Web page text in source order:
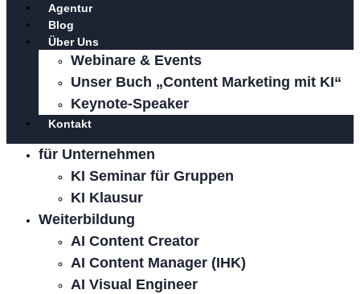
Agentur
Blog
Über Uns
Webinare & Events
Unser Buch „Content Marketing mit KI“
Keynote-Speaker
Kontakt
für Unternehmen
KI Seminar für Gruppen
KI Klausur
Weiterbildung
AI Content Creator
AI Content Manager (IHK)
AI Visual Engineer